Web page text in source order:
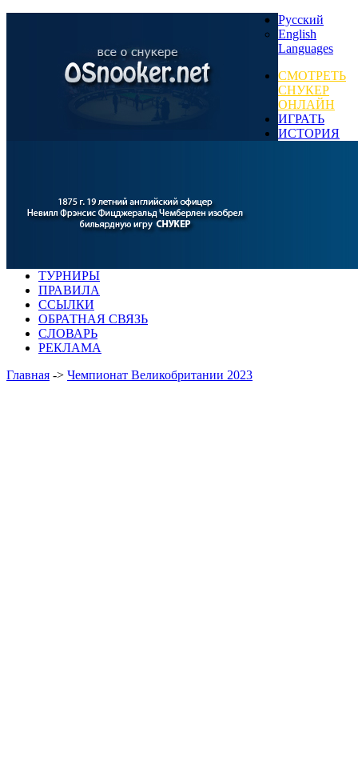
Русский
English
Languages
СМОТРЕТЬ
СНУКЕР
ОНЛАЙН
ИГРАТЬ
ИСТОРИЯ
ТУРНИРЫ
ПРАВИЛА
ССЫЛКИ
ОБРАТНАЯ СВЯЗЬ
СЛОВАРЬ
РЕКЛАМА
Главная -> Чемпионат Великобритании 2023